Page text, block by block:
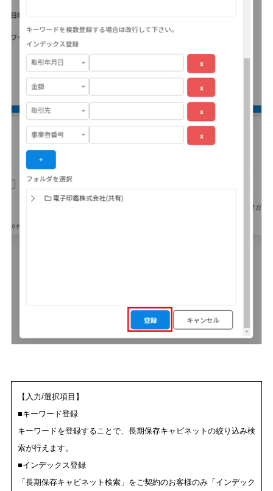
【入力/選択項目】
■キーワード登録
キーワードを登録することで、長期保存キャビネットの絞り込み検
索が行えます。
■インデックス登録
「長期保存キャビネット検索」をご契約のお客様のみ「インデック